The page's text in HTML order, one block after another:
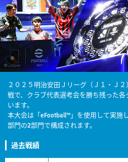
２０２５明治安田Ｊリーグ（Ｊ１・Ｊ
戦で、クラブ代表選考会を勝ち残った
います。
本大会は「eFootball™」を使用して実施
部門の2部門で構成されます。
過去戦績